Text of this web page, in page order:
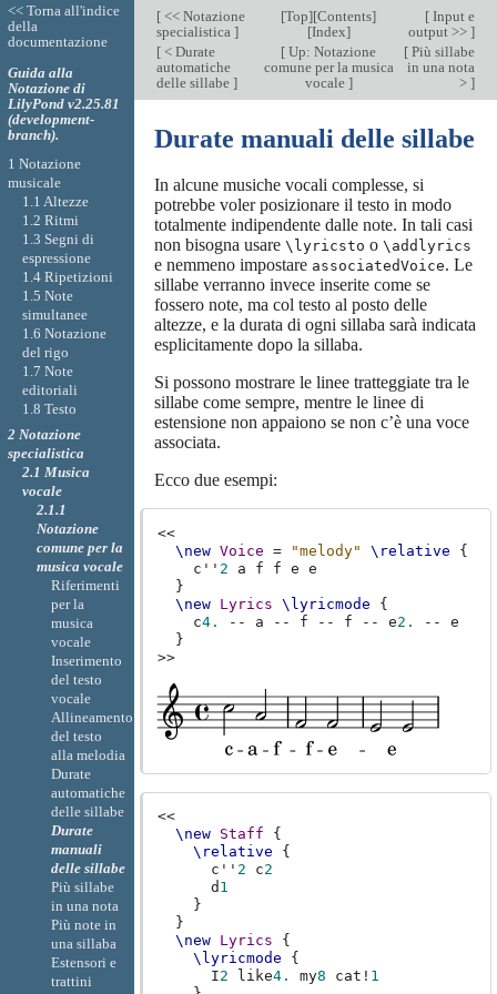
[<< Notazione
specialistica ]
[Top][Contents]
[Index]
[Input e
output >> ]
[< Durate
automatiche
delle sillabe ]
[ Up: Notazione
comune per la musica
vocale ]
[Più sillabe
in una nota
> ]
Durate manuali delle sillabe
In alcune musiche vocali complesse, si
potrebbe voler posizionare il testo in modo
totalmente indipendente dalle note. In tali casi
non bisogna usare \lyricsto o \addlyrics
e nemmeno impostare associatedVoice. Le
sillabe verranno invece inserite come se
fossero note, ma col testo al posto delle
altezze, e la durata di ogni sillaba sarà indicata
esplicitamente dopo la sillaba.
Si possono mostrare le linee tratteggiate tra le
sillabe come sempre, mentre le linee di
estensione non appaiono se non c’è una voce
associata.
Ecco due esempi:
<<
\new Voice = "melody" \relative
{
c'' 2 a f f e e
}
\new
Lyrics \lyricmode
{
c4. -- a -- f -- f -- e2. --
e
}
>>
<<
\new
Staff
{
\relative
{
c'' 2 c2
d 1
}
}
\new
Lyrics
{
\lyricmode
{
I2 like4. my8 cat! 1
<< Torna all'indice
della
documentazione
Guida alla
Notazione di
LilyPond v2.25.81
(development-
branch).
1 Notazione
musicale
1.1 Altezze
1.2 Ritmi
1.3 Segni di
espressione
1.4 Ripetizioni
1.5 Note
simultanee
1.6 Notazione
del rigo
1.7 Note
editoriali
1.8 Testo
2 Notazione
specialistica
2.1 Musica
vocale
2.1.1
Notazione
comune per la
musica vocale
Riferimenti
per la
musica
vocale
Inserimento
del testo
vocale
Allineamento
del testo
alla melodia
Durate
automatiche
delle sillabe
Durate
manuali
delle sillabe
Più sillabe
in una nota
Più note in
una sillaba
Estensori e
trattini